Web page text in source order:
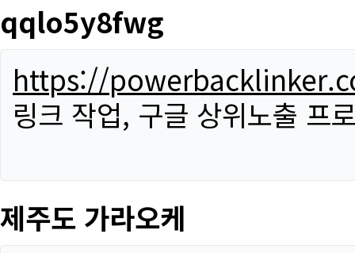
qqlo5y8fwg
https://
링크 작업, 구글 상위노출 프
제주도 가라오케